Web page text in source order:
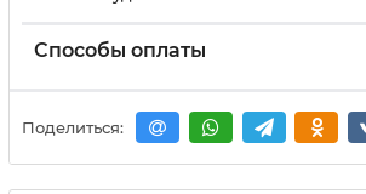
Способы оплаты
Поделиться: